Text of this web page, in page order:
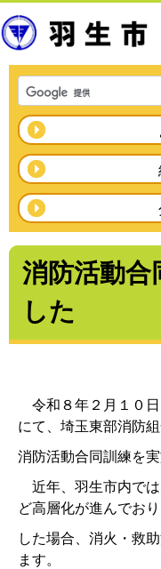
消防活動合
した
令和８年２月１０
にて、埼玉東部消防
消防活動合同訓練を実
近年、羽生市内で
ど高層化が進んでお
した場合、消火・救
ます。